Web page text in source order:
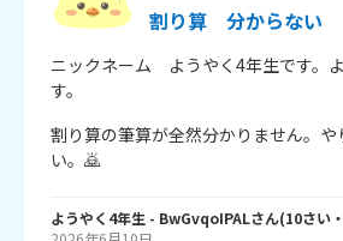
割り算 分からない
ニックネーム　ようやく4年生です。
す。
割り算の筆算が全然分かりません。や
い。🙇
ようやく4年生 - BwGvqoIPALさん(10さい・